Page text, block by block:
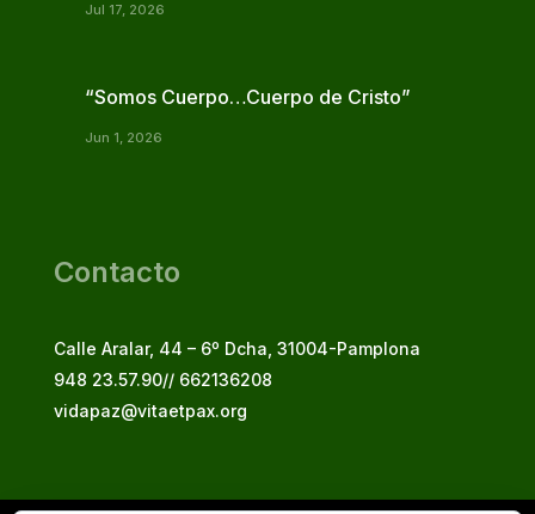
Jul 17, 2026
“Somos Cuerpo…Cuerpo de Cristo”
Jun 1, 2026
Contacto
Calle Aralar, 44 – 6º Dcha, 31004-Pamplona
948 23.57.90// 662136208
vidapaz@vitaetpax.org